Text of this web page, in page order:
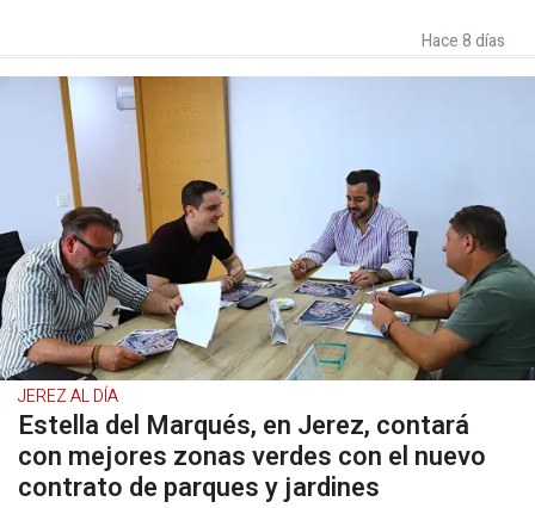
Hace 8 días
JEREZ AL DÍA
Estella del Marqués, en Jerez, contará
con mejores zonas verdes con el nuevo
contrato de parques y jardines